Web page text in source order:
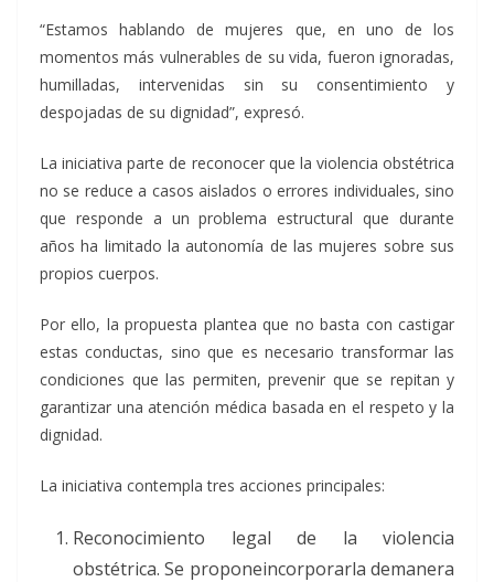
“Estamos hablando de mujeres que, en uno de los
momentos más vulnerables de su vida, fueron ignoradas,
humilladas, intervenidas sin su consentimiento y
despojadas de su dignidad”, expresó.
La iniciativa parte de reconocer que la violencia obstétrica
no se reduce a casos aislados o errores individuales, sino
que responde a un problema estructural que durante
años ha limitado la autonomía de las mujeres sobre sus
propios cuerpos.
Por ello, la propuesta plantea que no basta con castigar
estas conductas, sino que es necesario transformar las
condiciones que las permiten, prevenir que se repitan y
garantizar una atención médica basada en el respeto y la
dignidad.
La iniciativa contempla tres acciones principales:
Reconocimiento legal de la violencia
obstétrica. Se proponeincorporarla demanera